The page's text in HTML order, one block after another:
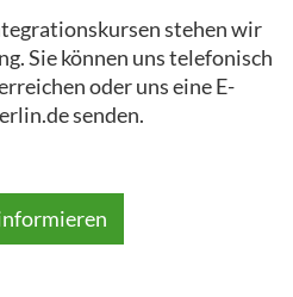
stehen wir
Sie können uns telefonisch
oder uns eine E-
senden.